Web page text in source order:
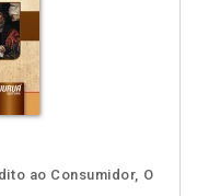
ao Consumidor, O